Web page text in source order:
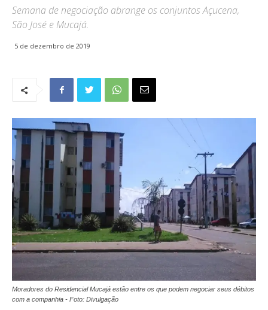
Semana de negociação abrange os conjuntos Açucena,
São José e Mucajá.
5 de dezembro de 2019
Moradores do Residencial Mucajá estão entre os que podem negociar seus débitos
com a companhia - Foto: Divulgação